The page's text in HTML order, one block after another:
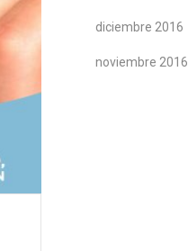
diciembre 2016
noviembre 2016